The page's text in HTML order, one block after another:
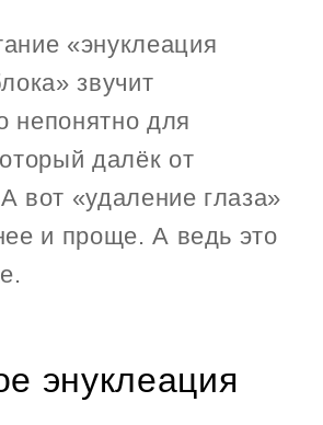
«энуклеация
звучит
непонятно для
далёк от
вот «удаление глаза»
и проще. А ведь это
энуклеация